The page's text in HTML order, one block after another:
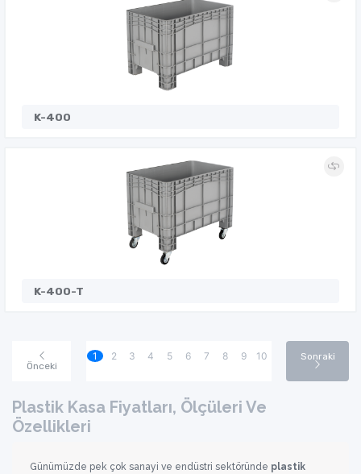
K-400
K-400-T
Önceki
1 2 3 4 5 6 7 8 9 10 Sonraki
Plastik Kasa Fiyatları, Ölçüleri Ve
Özellikleri
Günümüzde pek çok sanayi ve endüstri sektöründe plastik